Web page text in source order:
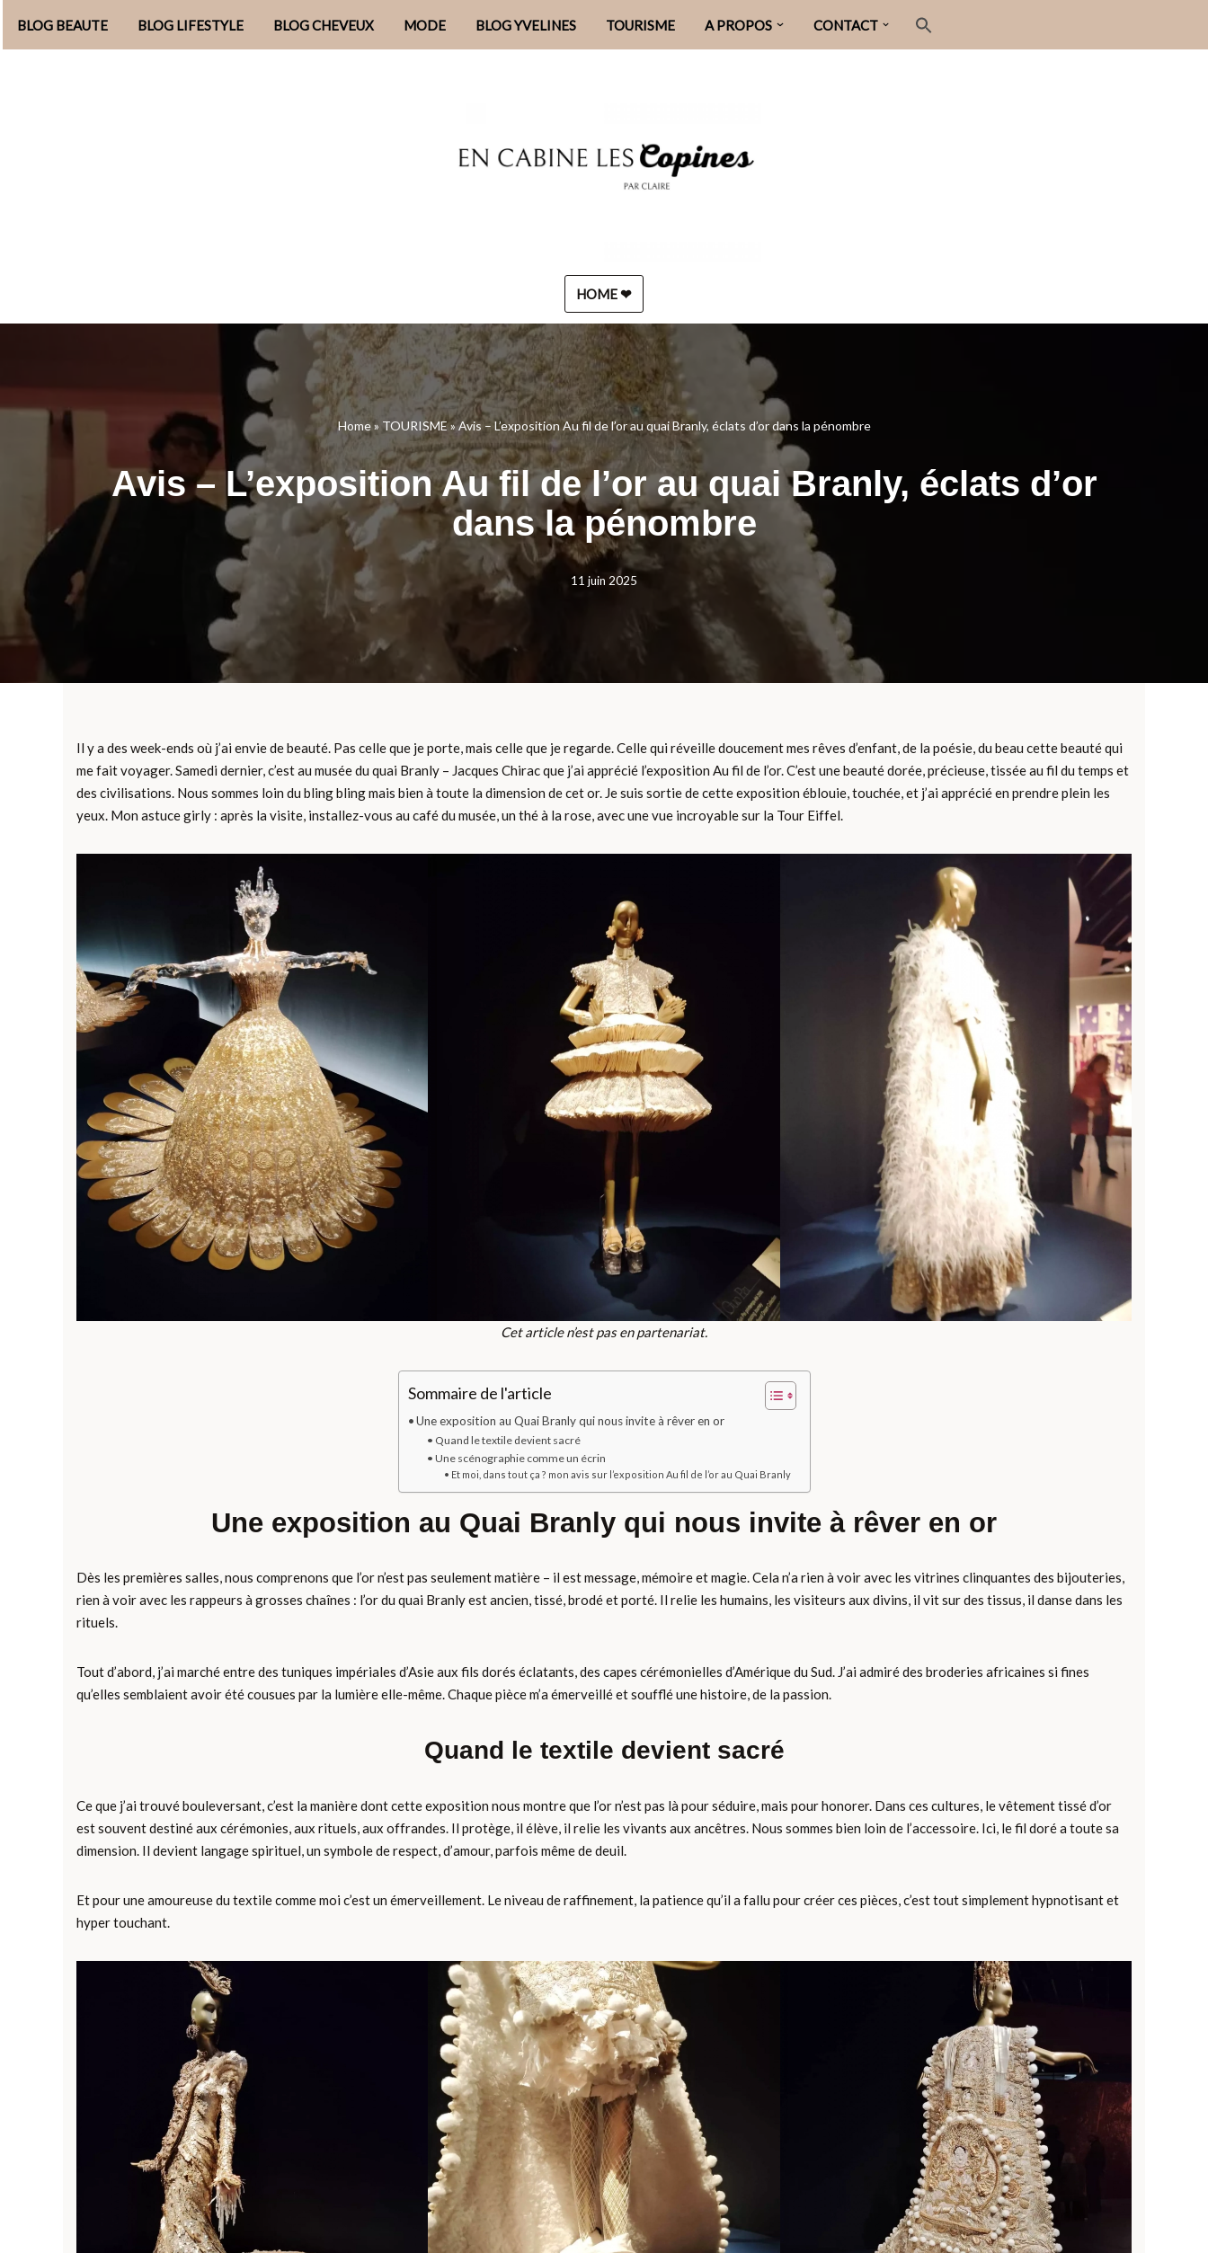
Aller
BLOG BEAUTE BLOG LIFESTYLE BLOG CHEVEUX MODE BLOG YVELINES TOURISME A PROPOS CONTACT
HOME ❤︎
Home» TOURISME»Avis – L’exposition Au fil de l’or au quai Branly, éclats d’or dans la pénombre
Avis – L’exposition Au fil de l’or au quai Branly, éclats d’or
dans la pénombre
11 juin 2025
Il y a des week-ends où j’ai envie de beauté. Pas celle que je porte, mais celle que je regarde. Celle qui réveille doucement mes rêves d’enfant, de la poésie, du beau cette beauté qui
me fait voyager. Samedi dernier, c’est au musée du quai Branly – Jacques Chirac que j’ai apprécié l’exposition Au fil de l’or. C’est une beauté dorée, précieuse, tissée au fil du temps et
des civilisations. Nous sommes loin du bling bling mais bien à toute la dimension de cet or. Je suis sortie de cette exposition éblouie, touchée, et j’ai apprécié en prendre plein les
yeux. Mon astuce girly : après la visite, installez-vous au café du musée, un thé à la rose, avec une vue incroyable sur la Tour Eiffel.
Cet article n’est pas en partenariat.
Sommaire de l'article
Une exposition au Quai Branly qui nous invite à rêver en or
Quand le textile devient sacré
Une scénographie comme un écrin
Et moi, dans tout ça ? mon avis sur l’exposition Au fil de l’or au Quai Branly
Une exposition au Quai Branly qui nous invite à rêver en or
Dès les premières salles, nous comprenons que l’or n’est pas seulement matière – il est message, mémoire et magie. Cela n’a rien à voir avec les vitrines clinquantes des bijouteries,
rien à voir avec les rappeurs à grosses chaînes : l’or du quai Branly est ancien, tissé, brodé et porté. Il relie les humains, les visiteurs aux divins, il vit sur des tissus, il danse dans les
rituels.
Tout d’abord, j’ai marché entre des tuniques impériales d’Asie aux fils dorés éclatants, des capes cérémonielles d’Amérique du Sud. J’ai admiré des broderies africaines si fines
qu’elles semblaient avoir été cousues par la lumière elle-même. Chaque pièce m’a émerveillé et soufflé une histoire, de la passion.
Quand le textile devient sacré
Ce que j’ai trouvé bouleversant, c’est la manière dont cette exposition nous montre que l’or n’est pas là pour séduire, mais pour honorer. Dans ces cultures, le vêtement tissé d’or
est souvent destiné aux cérémonies, aux rituels, aux offrandes. Il protège, il élève, il relie les vivants aux ancêtres. Nous sommes bien loin de l’accessoire. Ici, le fil doré a toute sa
dimension. Il devient langage spirituel, un symbole de respect, d’amour, parfois même de deuil.
Et pour une amoureuse du textile comme moi c’est un émerveillement. Le niveau de raffinement, la patience qu’il a fallu pour créer ces pièces, c’est tout simplement hypnotisant et
hyper touchant.